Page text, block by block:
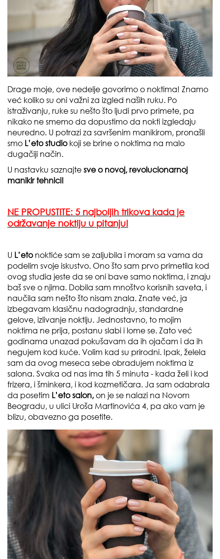
Drage moje, ove nedelje govorimo o noktima! Znamo
već koliko su oni važni za izgled naših ruku. Po
istraživanju, ruke su nešto što ljudi prvo primete, pa
nikako ne smemo da dopustimo da nokti izgledaju
neuredno. U potrazi za savršenim manikirom, pronašli
smo L’eto studiokoji se brine o noktima na malo
dugačiji način.
U nastavku saznajte sve o novoj, revolucionarnoj
manikir tehnici!
NE PROPUSTITE: 5 najboljih trikova kada je
održavanje noktiju u pitanju!
U L’eto noktiće sam se zaljubila i moram sa vama da
podelim svoje iskustvo. Ono što sam prvo primetila kod
ovog studia jeste da se oni bave samo noktima, i znaju
baš sve o njima. Dobila sam mnoštvo korisnih saveta, i
naučila sam nešto što nisam znala. Znate već, ja
izbegavam klasičnu nadogradnju, standardne
gelove, izlivanje noktiju. Jednostavno, to mojim
noktima ne prija, postanu slabi i lome se. Zato već
godinama unazad pokušavam da ih ojačam i da ih
negujem kod kuće. Volim kad su prirodni. Ipak, želela
sam da ovog meseca sebe obradujem noktima iz
salona. Svaka od nas ima tih 5 minuta - kada želi i kod
frizera, i šminkera, i kod kozmetičara. Ja sam odabrala
da posetim L’eto salon, on je se nalazi na Novom
Beogradu, u ulici Uroša Martinovića 4, pa ako vam je
blizu, obavezno ga posetite.